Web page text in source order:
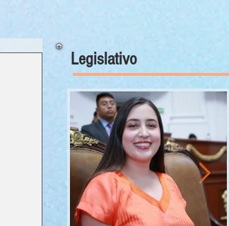
Legislativo